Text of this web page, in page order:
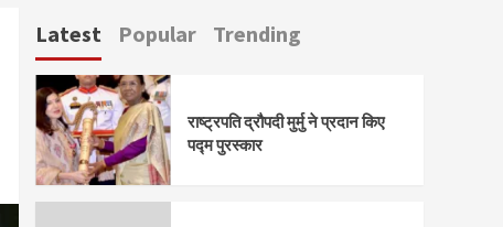
Latest Popular Trending
राष्ट्रपति द्रौपदी मुर्मु ने प्रदान किए
पद्म पुरस्कार